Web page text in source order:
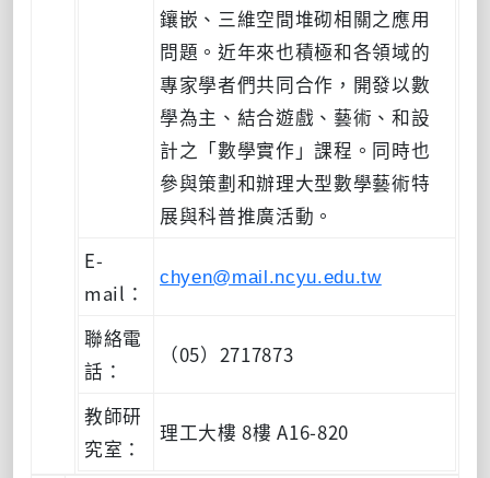
鑲嵌、三維空間堆砌相關之應用
問題。近年來也積極和各領域的
專家學者們共同合作，開發以數
學為主、結合遊戲、藝術、和設
計之「數學實作」課程。同時也
參與策劃和辦理大型數學藝術特
展與科普推廣活動。
E-
mail：
chyen@mail.ncyu.edu.tw
聯絡電
話：
（05）2717873
教師研
究室：
理工大樓 8樓 A16-820